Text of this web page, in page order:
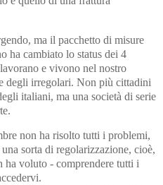
ma il pacchetto di misure
ha cambiato lo status dei 4
e vivono nel nostro
degli irregolari. Non più cittadini
italiani, ma una società di serie
non ha risolto tutti i problemi,
sorta di regolarizzazione, cioè,
ha voluto - comprendere tutti i